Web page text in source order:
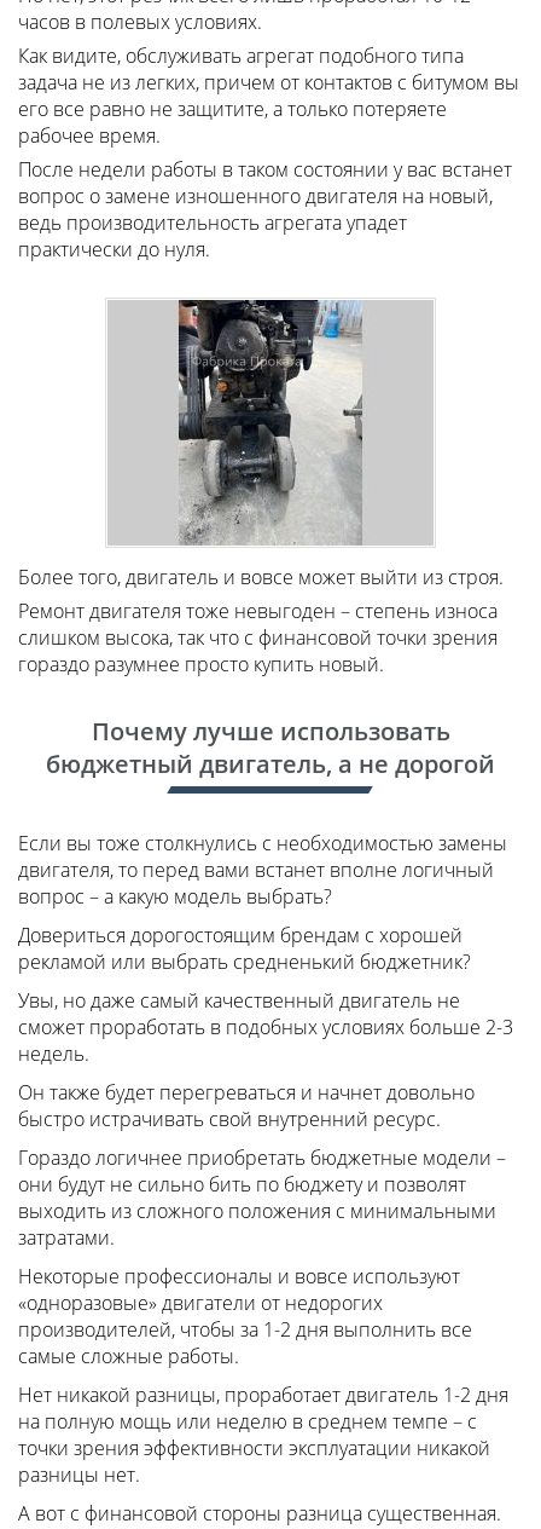
часов в полевых условиях.
Как видите, обслуживать агрегат подобного типа
задача не из легких, причем от контактов с битумом вы
его все равно не защитите, а только потеряете
рабочее время.
После недели работы в таком состоянии у вас встанет
вопрос о замене изношенного двигателя на новый,
ведь производительность агрегата упадет
практически до нуля.
Более того, двигатель и вовсе может выйти из строя.
Ремонт двигателя тоже невыгоден – степень износа
слишком высока, так что с финансовой точки зрения
гораздо разумнее просто купить новый.
Почему лучше использовать
бюджетный двигатель, а не дорогой
Если вы тоже столкнулись с необходимостью замены
двигателя, то перед вами встанет вполне логичный
вопрос – а какую модель выбрать?
Довериться дорогостоящим брендам с хорошей
рекламой или выбрать средненький бюджетник?
Увы, но даже самый качественный двигатель не
сможет проработать в подобных условиях больше 2-3
недель.
Он также будет перегреваться и начнет довольно
быстро истрачивать свой внутренний ресурс.
Гораздо логичнее приобретать бюджетные модели –
они будут не сильно бить по бюджету и позволят
выходить из сложного положения с минимальными
затратами.
Некоторые профессионалы и вовсе используют
«одноразовые» двигатели от недорогих
производителей, чтобы за 1-2 дня выполнить все
самые сложные работы.
Нет никакой разницы, проработает двигатель 1-2 дня
на полную мощь или неделю в среднем темпе – с
точки зрения эффективности эксплуатации никакой
разницы нет.
А вот с финансовой стороны разница существенная.